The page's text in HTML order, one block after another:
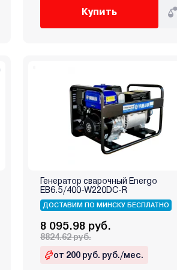
Купить
Генератор сварочный Energo
EB6.5/400-W220DC-R
ДОСТАВИМ ПО МИНСКУ БЕСПЛАТНО
8 095.98 руб.
8824.62 руб.
от 200 руб. руб./мес.